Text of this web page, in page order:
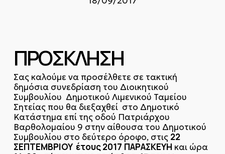
ΠΡΟΣΚΛΗΣΗ
Σας καλούμε να προσέλθετε σε τακτική
δημόσια συνεδρίαση του Διοικητικού
Συμβουλίου Δημοτικού Λιμενικού Ταμείου
Σητείας που θα διεξαχθεί στο Δημοτικό
Κατάστημα επί της οδού Πατριάρχου
Βαρθολομαίου 9 στην αίθουσα του Δημοτικού
Συμβουλίου στο δεύτερο όροφο, στις 22
ΣΕΠΤΕΜΒΡΙΟΥ έτους 2017 ΠΑΡΑΣΚΕΥΗ και ώρα